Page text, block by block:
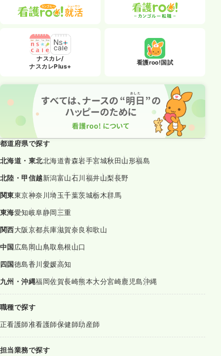
ナスカレ/
ナスカレPlus+
看護roo!国試
都道府県で探す
北海道・東北北海道青森岩手宮城秋田山形福島
北陸・甲信越新潟富山石川福井山梨長野
関東東京神奈川埼玉千葉茨城栃木群馬
東海愛知岐阜静岡三重
関西大阪京都兵庫滋賀奈良和歌山
中国広島岡山鳥取島根山口
四国徳島香川愛媛高知
九州・沖縄福岡佐賀長崎熊本大分宮崎鹿児島沖縄
職種で探す
正看護師准看護師保健師助産師
担当業務で探す